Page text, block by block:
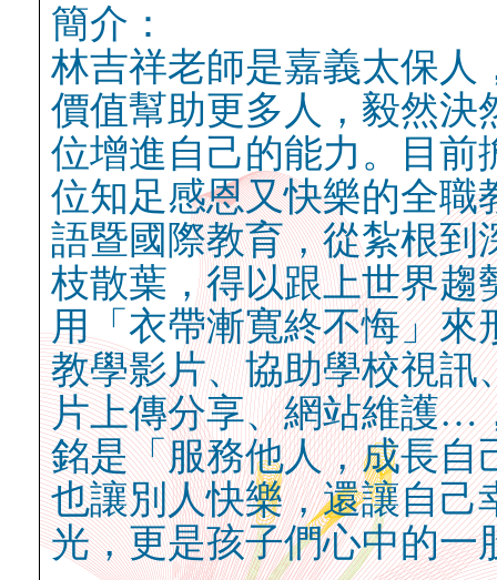
簡介：
林吉祥老師是嘉義太保人
價值幫助更多人，毅然決
位增進自己的能力。目前
位知足感恩又快樂的全職
語暨國際教育，從紮根到
枝散葉，得以跟上世界趨
用「衣帶漸寬終不悔」來
教學影片、協助學校視訊
片上傳分享、網站維護…
銘是「服務他人，成長自
也讓別人快樂，還讓自己
光，更是孩子們心中的一